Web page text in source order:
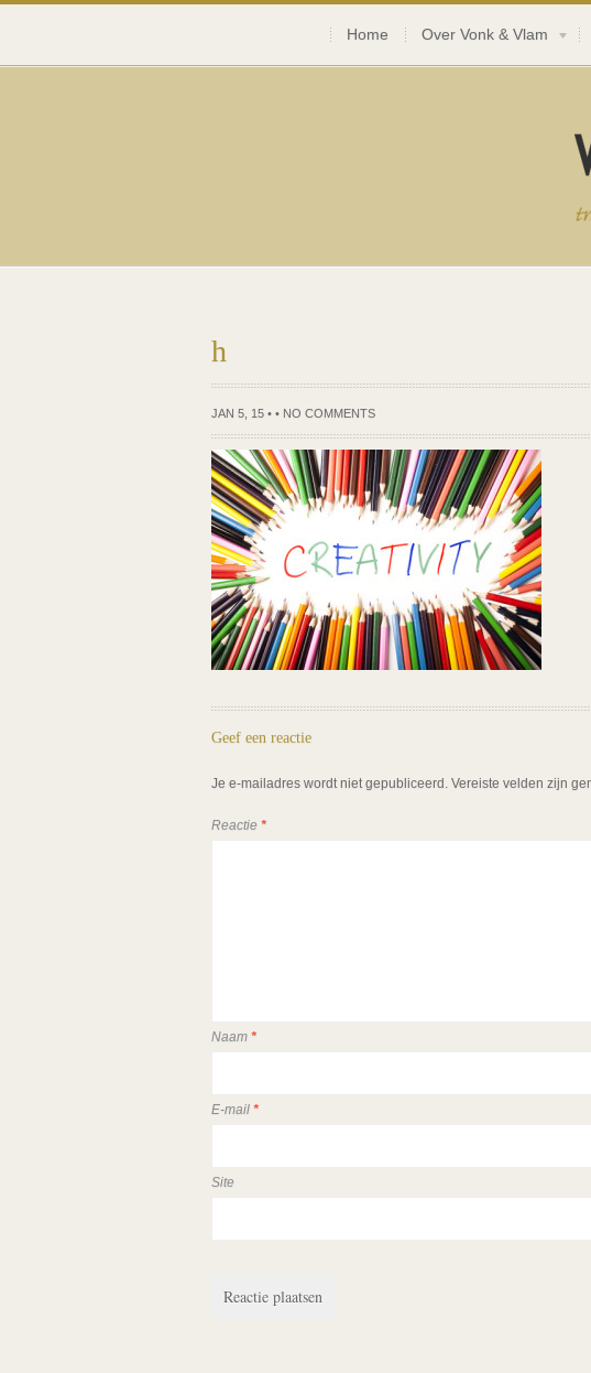
Home Over Vonk & Vlam
h
JAN 5, 15 • • NO COMMENTS
Geef een reactie
Je e-mailadres wordt niet gepubliceerd. Vereiste velden zijn
Reactie *
Naam *
E-mail *
Site